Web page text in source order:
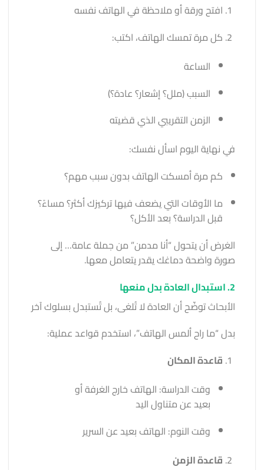
افتح ورقة أو ملاحظة في الهاتف نفسه
كل مرة تمسك الهاتف، اكتب:
الساعة
السبب (ملل؟ إشعار؟ عادة؟)
الزمن التقريبي الذي قضيته
في نهاية اليوم اسأل نفسك:
كم مرة أمسكت الهاتف بدون سبب مهم؟
ما الأوقات التي يضعف فيها تركيزك أكثر؟ مساءً؟
قبل الدراسة؟ بعد الأكل؟
الغرض أن يتحول “أنا مدمن” من جملة عامة… إلى
صورة واضحة دماغك يقدر يتعامل معها.
2. استبدال العادة بدل منعها
الأبحاث توضّح أن العادة لا تُلغى، بل تُستبدل بسلوك آخر
بدل “ما راح ألمس الهاتف”، استخدم قواعد عملية:
قاعدة المكان
وقت الدراسة: الهاتف خارج الغرفة أو
بعيد عن متناول اليد
وقت النوم: الهاتف بعيد عن السرير
قاعدة الزمن